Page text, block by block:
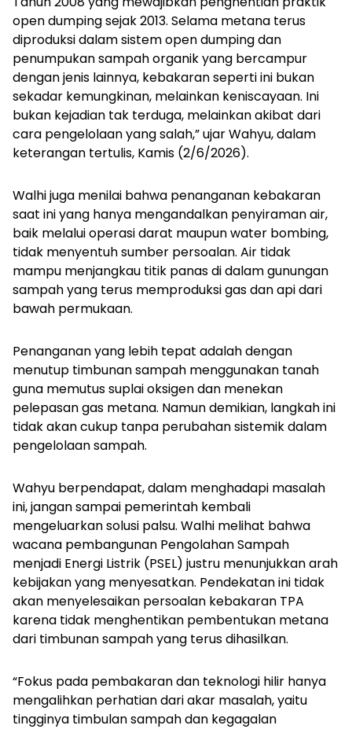
open dumping sejak 2013. Selama metana terus
diproduksi dalam sistem open dumping dan
penumpukan sampah organik yang bercampur
dengan jenis lainnya, kebakaran seperti ini bukan
sekadar kemungkinan, melainkan keniscayaan. Ini
bukan kejadian tak terduga, melainkan akibat dari
cara pengelolaan yang salah,” ujar Wahyu, dalam
keterangan tertulis, Kamis (2/6/2026).
Walhi juga menilai bahwa penanganan kebakaran
saat ini yang hanya mengandalkan penyiraman air,
baik melalui operasi darat maupunwater bombing,
tidak menyentuh sumber persoalan. Air tidak
mampu menjangkau titik panas di dalam gunungan
sampah yang terus memproduksi gas dan api dari
bawah permukaan.
Penanganan yang lebih tepat adalah dengan
menutup timbunan sampah menggunakan tanah
guna memutus suplai oksigen dan menekan
pelepasan gas metana. Namun demikian, langkah ini
tidak akan cukup tanpa perubahan sistemik dalam
pengelolaan sampah.
Wahyu berpendapat, dalam menghadapi masalah
ini, jangan sampai pemerintah kembali
mengeluarkan solusi palsu. Walhi melihat bahwa
wacana pembangunan Pengolahan Sampah
menjadi Energi Listrik (PSEL) justru menunjukkan arah
kebijakan yang menyesatkan. Pendekatan ini tidak
akan menyelesaikan persoalan kebakaran TPA
karena tidak menghentikan pembentukan metana
dari timbunan sampah yang terus dihasilkan.
“Fokus pada pembakaran dan teknologi hilir hanya
mengalihkan perhatian dari akar masalah, yaitu
tingginya timbulan sampah dan kegagalan